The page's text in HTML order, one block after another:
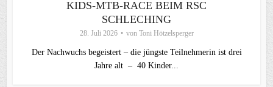
KIDS-MTB-RACE BEIM RSC
SCHLECHING
28. Juli 2026 von Toni Hötzelsperger
Der Nachwuchs begeistert – die jüngste Teilnehmerin ist drei
Jahre alt – 40 Kinder...